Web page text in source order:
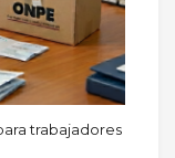
trabajadores